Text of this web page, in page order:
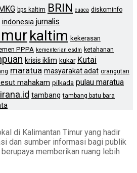
bps kaltim BRIN cuaca diskominfo
indonesia jurnalis
kaltim kekerasan
PPPA kementerian esdm ketahanan
krisis iklim kukar Kutai
maratua masyarakat adat orangutan
mahakam pilkada pulau maratua
tambang tambang batu bara
di Kalimantan Timur yang hadir
dan sumber informasi bagi publik
memberikan ruang lebih